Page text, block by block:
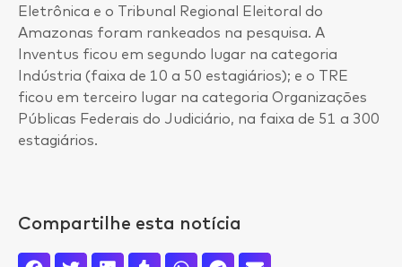
Eletrônica e o Tribunal Regional Eleitoral do
Amazonas foram rankeados na pesquisa. A
Inventus ficou em segundo lugar na categoria
Indústria (faixa de 10 a 50 estagiários); e o TRE
ficou em terceiro lugar na categoria Organizações
Públicas Federais do Judiciário, na faixa de 51 a 300
estagiários.
Compartilhe esta notícia